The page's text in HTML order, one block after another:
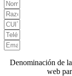
Denominación de
web